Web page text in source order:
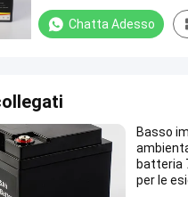
Chatta Adesso
Basso
batteria
per le